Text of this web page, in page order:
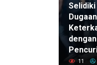
Selidiki
Dugaan
dengan
11